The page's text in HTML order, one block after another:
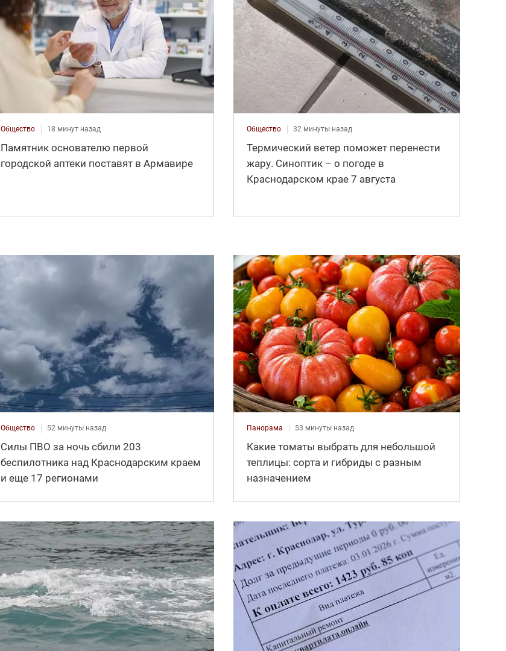
Общество 18 минут назад
Памятник основателю первой
городской аптеки поставят в Армавире
Общество 32 минуты назад
Термический ветер поможет перенести
жару. Синоптик – о погоде в
Краснодарском крае 7 августа
Общество 52 минуты назад
Силы ПВО за ночь сбили 203
беспилотника над Краснодарским краем
и еще 17 регионами
Панорама 53 минуты назад
Какие томаты выбрать для небольшой
теплицы: сорта и гибриды с разным
назначением